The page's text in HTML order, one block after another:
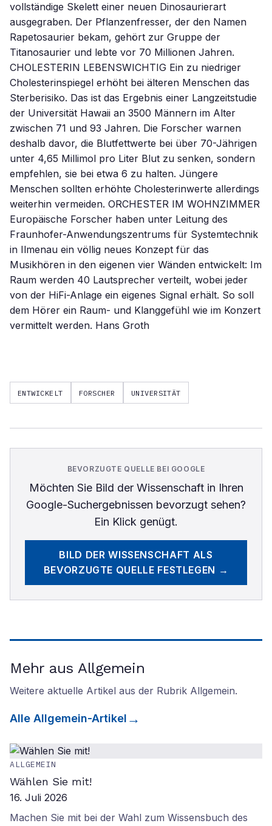
vollständige Skelett einer neuen Dinosaurierart
ausgegraben. Der Pflanzenfresser, der den Namen
Rapetosaurier bekam, gehört zur Gruppe der
Titanosaurier und lebte vor 70 Millionen Jahren.
CHOLESTERIN LEBENSWICHTIG Ein zu niedriger
Cholesterinspiegel erhöht bei älteren Menschen das
Sterberisiko. Das ist das Ergebnis einer Langzeitstudie
der Universität Hawaii an 3500 Männern im Alter
zwischen 71 und 93 Jahren. Die Forscher warnen
deshalb davor, die Blutfettwerte bei über 70-Jährigen
unter 4,65 Millimol pro Liter Blut zu senken, sondern
empfehlen, sie bei etwa 6 zu halten. Jüngere
Menschen sollten erhöhte Cholesterinwerte allerdings
weiterhin vermeiden. ORCHESTER IM WOHNZIMMER
Europäische Forscher haben unter Leitung des
Fraunhofer-Anwendungszentrums für Systemtechnik
in Ilmenau ein völlig neues Konzept für das
Musikhören in den eigenen vier Wänden entwickelt: Im
Raum werden 40 Lautsprecher verteilt, wobei jeder
von der HiFi-Anlage ein eigenes Signal erhält. So soll
dem Hörer ein Raum- und Klanggefühl wie im Konzert
vermittelt werden. Hans Groth
ENTWICKELT FORSCHER UNIVERSITÄT
BEVORZUGTE QUELLE BEI GOOGLE
Möchten Sie Bild der Wissenschaftin Ihren
Google-Suchergebnissen bevorzugt sehen?
Ein Klick genügt.
BILD DER WISSENSCHAFT ALS
BEVORZUGTE QUELLE FESTLEGEN →
Mehr aus Allgemein
Weitere aktuelle Artikel aus der Rubrik Allgemein.
Alle Allgemein-Artikel
ALLGEMEIN
Wählen Sie mit!
16. Juli 2026
Machen Sie mit bei der Wahl zum Wissensbuch des